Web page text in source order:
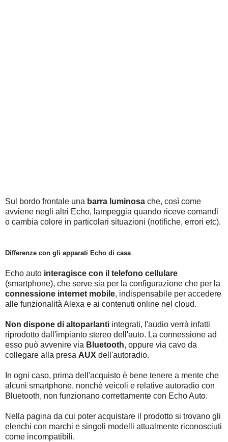
Sul bordo frontale una barra luminosa che, così come
avviene negli altri Echo, lampeggia quando riceve comandi
o cambia colore in particolari situazioni (notifiche, errori etc).
Differenze con gli apparati Echo di casa
Echo auto interagisce con il telefono cellulare
(smartphone), che serve sia per la configurazione che per la
connessione internet mobile, indispensabile per accedere
alle funzionalità Alexa e ai contenuti online nel cloud.
Non dispone di altoparlanti integrati, l'audio verrà infatti
riprodotto dall'impianto stereo dell'auto. La connessione ad
esso può avvenire via Bluetooth, oppure via cavo da
collegare alla presa AUX dell'autoradio.
In ogni caso, prima dell'acquisto è bene tenere a mente che
alcuni smartphone, nonché veicoli e relative autoradio con
Bluetooth, non funzionano correttamente con Echo Auto.
Nella pagina da cui poter acquistare il prodotto si trovano gli
elenchi con marchi e singoli modelli attualmente riconosciuti
come incompatibili.